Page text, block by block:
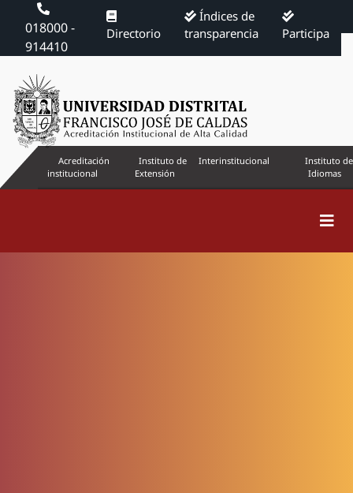
018000 -
914410
Directorio
Índices de
transparencia
Participa
Acreditación
institucional
Instituto de
Extensión
Interinstitucional
Instituto de
Idiomas